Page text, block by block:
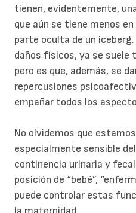
tienen, evidentemente,
que aún se tiene menos
parte oculta de un
daños físicos, ya se suele
pero es que, además, se
repercusiones
empañar todos los
No olvidemos que
especialmente sensible
continencia urinaria y
posición de “bebé”,
puede controlar estas